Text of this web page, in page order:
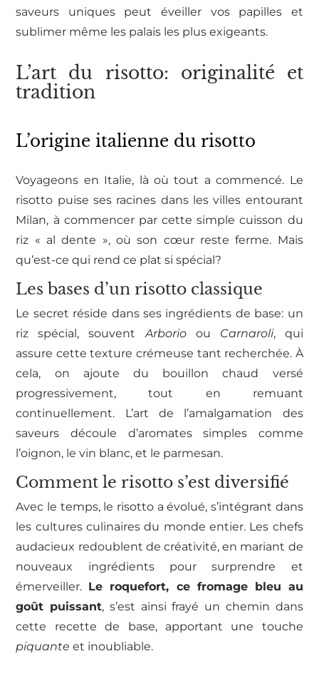
saveurs uniques peut éveiller vos papilles et
sublimer même les palais les plus exigeants.
L’art du risotto: originalité et
tradition
L’origine italienne du risotto
Voyageons en Italie, là où tout a commencé. Le
risotto puise ses racines dans les villes entourant
Milan, à commencer par cette simple cuisson du
riz « al dente », où son cœur reste ferme. Mais
qu’est-ce qui rend ce plat si spécial?
Les bases d’un risotto classique
Le secret réside dans ses ingrédients de base: un
riz spécial, souventArborioou Carnaroli, qui
assure cette texture crémeuse tant recherchée. À
cela, on ajoute du bouillon chaud versé
progressivement, tout en remuant
continuellement. L’art de l’amalgamation des
saveurs découle d’aromates simples comme
l’oignon, le vin blanc, et le parmesan.
Comment le risotto s’est diversifié
Avec le temps, le risotto a évolué, s’intégrant dans
les cultures culinaires du monde entier. Les chefs
audacieux redoublent de créativité, en mariant de
nouveaux ingrédients pour surprendre et
émerveiller. Le roquefort, ce fromage bleu au
goût puissant, s’est ainsi frayé un chemin dans
cette recette de base, apportant une touche
piquante et inoubliable.